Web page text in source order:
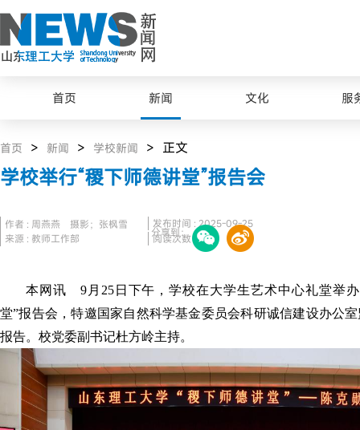
首页 新闻 文化 服
首页 > 新闻 > 学校新闻 > 正文
学校举行“稷下师德讲堂”报告会
作者 : 周燕燕 摄影；张枫雪
来源 : 教师工作部
发布时间 : 2025-09-25
阅读次数 :551
分享到：
本网讯 9月25日下午，学校在大学生艺术中心礼堂举办
堂”报告会，特邀国家自然科学基金委员会科研诚信建设办公
报告。校党委副书记杜方岭主持。